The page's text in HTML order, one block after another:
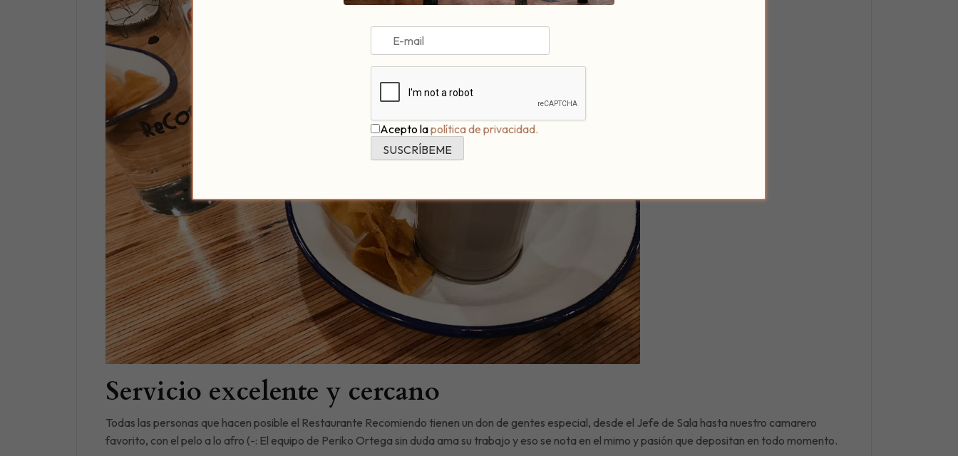
Servicio excelente y cercano
Todas las personas que hacen posible el Restaurante Recomiendo tienen un don de gentes especial, desde el Jefe de Sala hasta nuestro camarero
favorito, con el pelo a lo afro (-: El equipo de Periko Ortega sin duda ama su trabajo y eso se nota en el mimo y pasión que depositan en todo momento.
Acepto lapolítica de privacidad.